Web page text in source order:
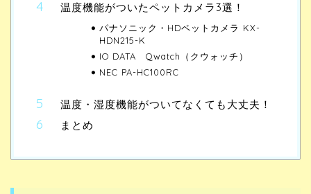
温度機能がついたペットカメラ3選！
パナソニック・HDペットカメラ KX-
HDN215-K
IO DATA Qwatch（クウォッチ）
NEC PA-HC100RC
温度・湿度機能がついてなくても大丈夫！
まとめ